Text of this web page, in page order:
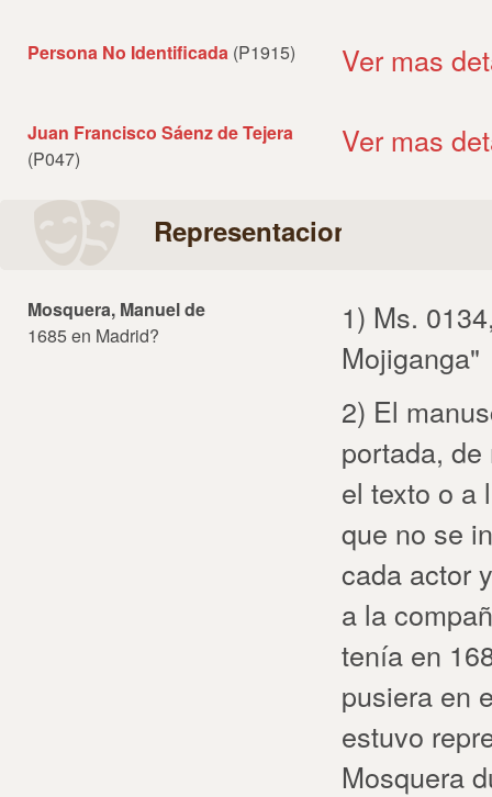
Persona No Identificada (P1915) Ver mas
Juan Francisco Sáenz de Tejera
(P047)
Ver mas
Representaciones
Mosquera, Manuel de
1685 en Madrid?
1) Ms.
Mojiganga"
2) El
portada,
el texto o a
que no se
cada actor
a la
tenía en
pusiera en
estuvo
Mosquera